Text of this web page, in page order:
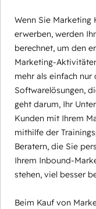
Wenn Sie Marketing
erwerben, werden
berechnet, um den
Marketing-
mehr als einfach nur
Softwarelösungen,
geht darum, Ihr
Kunden mit Ihrem
mithilfe der
Beratern, die Sie
Ihrem Inbound-
stehen, viel besser
Beim Kauf von